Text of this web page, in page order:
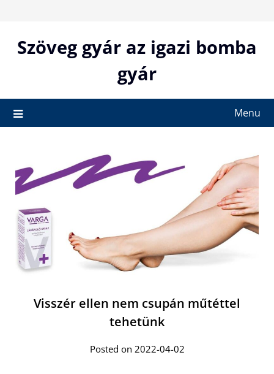
contentSzöveg gyár az igazi bomba
gyár
Menu
Visszér ellen nem csupán műtéttel
tehetünk
Posted on 2022-04-02